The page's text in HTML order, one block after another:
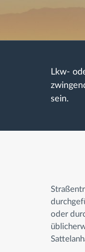
Lkw-
sein.
oder